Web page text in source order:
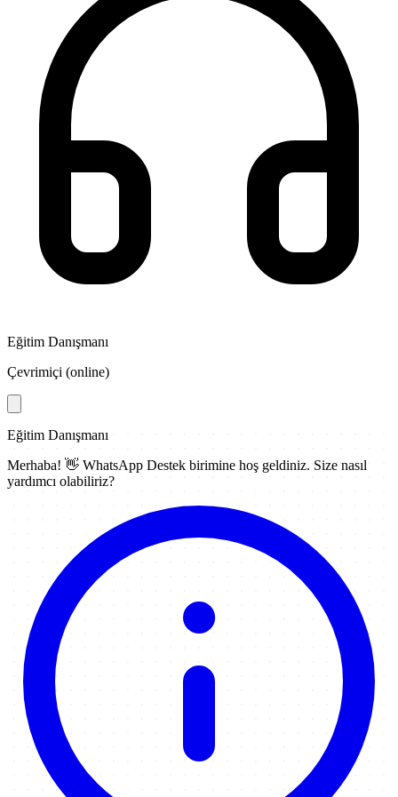
Eğitim Danışmanı
Çevrimiçi (online)
Eğitim Danışmanı
Merhaba! 👋 WhatsApp Destek birimine hoş geldiniz. Size nasıl
yardımcı olabiliriz?